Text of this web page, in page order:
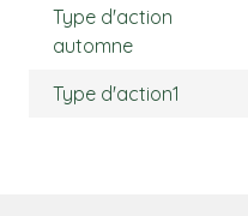
Type d'action
automne
Type d'action1